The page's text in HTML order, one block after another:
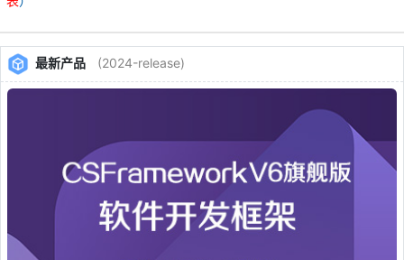
最新产品 (2024-release)